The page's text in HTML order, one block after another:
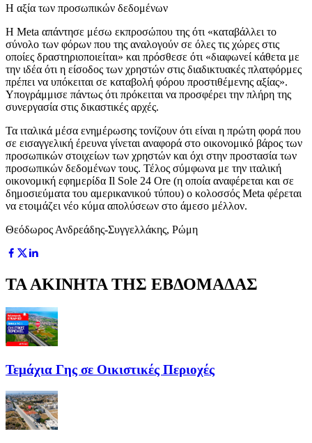
Η αξία των προσωπικών δεδομένων
Η Μeta απάντησε μέσω εκπροσώπου της ότι «καταβάλλει το
σύνολο των φόρων που της αναλογούν σε όλες τις χώρες στις
οποίες δραστηριοποιείται» και πρόσθεσε ότι «διαφωνεί κάθετα με
την ιδέα ότι η είσοδος των χρηστών στις διαδικτυακές πλατφόρμες
πρέπει να υπόκειται σε καταβολή φόρου προστιθέμενης αξίας».
Υπογράμμισε πάντως ότι πρόκειται να προσφέρει την πλήρη της
συνεργασία στις δικαστικές αρχές.
Τα ιταλικά μέσα ενημέρωσης τονίζουν ότι είναι η πρώτη φορά που
σε εισαγγελική έρευνα γίνεται αναφορά στο οικονομικό βάρος των
προσωπικών στοιχείων των χρηστών και όχι στην προστασία των
προσωπικών δεδομένων τους. Τέλος σύμφωνα με την ιταλική
οικονομική εφημερίδα Il Sole 24 Ore (η οποία αναφέρεται και σε
δημοσιεύματα του αμερικανικού τύπου) ο κολοσσός Meta φέρεται
να ετοιμάζει νέο κύμα απολύσεων στο άμεσο μέλλον.
Θεόδωρος Ανδρεάδης-Συγγελλάκης, Ρώμη
ΤΑ ΑΚΙΝΗΤΑ ΤΗΣ ΕΒΔΟΜΑΔΑΣ
Τεμάχια Γης σε Οικιστικές Περιοχές